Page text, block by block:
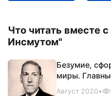
Что читать вместе
Инсмутом"
Безумие,
миры.
Филлипса
Август 2020•